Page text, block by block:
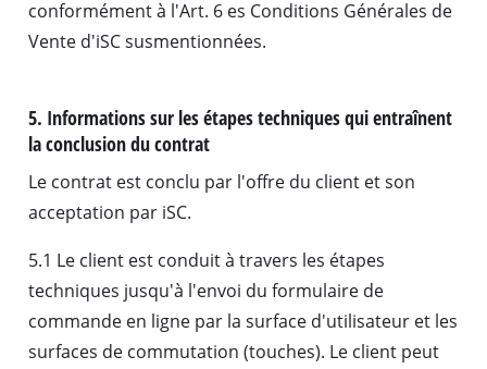
conformément à l'Art. 6 es Conditions Générales de
Vente d'iSC susmentionnées.
5. Informations sur les étapes techniques qui entraînent
la conclusion du contrat
Le contrat est conclu par l'offre du client et son
acceptation par iSC.
5.1 Le client est conduit à travers les étapes
techniques jusqu'à l'envoi du formulaire de
commande en ligne par la surface d'utilisateur et les
surfaces de commutation (touches). Le client peut